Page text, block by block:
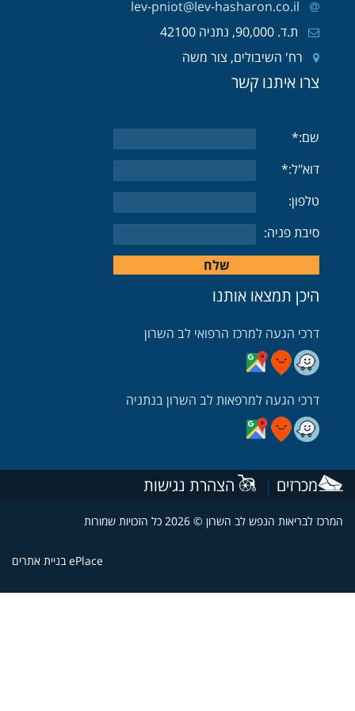
lev-pniot@lev-hasharon.co.il
ת.ד. 90,000, נתניה 42100
רח' השיבולים, צור משה
צרו איתנו קשר
שם:*
דוא"ל:*
טלפון:
סיבת פניה:
היכן תמצאו אותנו
דרכי הגעה למרכז הרפואי לב השרון
דרכי הגעה בעזרת וויז
דרכי הגעה בעזרת מובאיט
דרכי הגעה בעזרת גוגל
דרכי הגעה למרפאות לב השרון בנתניה
דרכי הגעה למרפאה בנתניה בעזרת וויז
דרכי הגעה למרפאה בנתניה בעזרת מובאיט
דרכי הגעה למרפאה בנתניה בעזרת גוגל
מכרזים| הצהרת נגישות
לבריאות הנפש לב השרון © 2026 כל הזכויות שמורות
ePlace בניית אתרים